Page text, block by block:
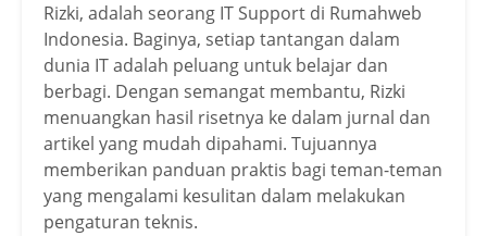
Rizki, adalah seorang IT Support di Rumahweb
Indonesia. Baginya, setiap tantangan dalam
dunia IT adalah peluang untuk belajar dan
berbagi. Dengan semangat membantu, Rizki
menuangkan hasil risetnya ke dalam jurnal dan
artikel yang mudah dipahami. Tujuannya
memberikan panduan praktis bagi teman-teman
yang mengalami kesulitan dalam melakukan
pengaturan teknis.